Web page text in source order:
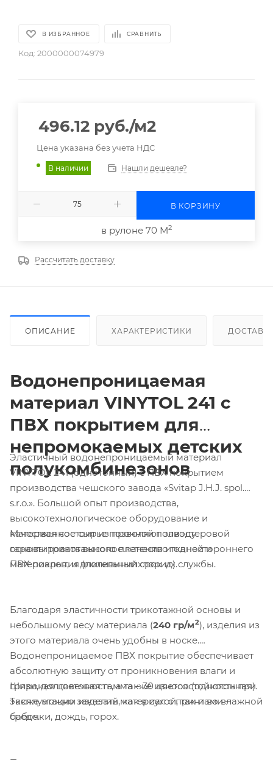
В ИЗБРАННОЕ СРАВНИТЬ
Код: 2000000074979
496.12 руб./м2
Цена указана без учета НДС
В наличии Нашли дешевле?
В КОРЗИНУ
в рулоне 70 М2
Рассчитать доставку
ОПИСАНИЕ ХАРАКТЕРИСТИКИ
Водонепроницаемая
материал VINYTOL 241 с
ПВХ покрытием для
непромокаемых детских
полукомбинезонов
Эластичный водонепроницаемый материал
VINYTOL 241 (однотонный) с ПВХ покрытием
производства чешского завода «Svitap J.H.J. spol.
s.r.o.». Большой опыт производства,
высокотехнологическое оборудование и
качественное сырье позволяют заводу
гарантировать высокое качество тканей и
материалов, и длительный срок их службы.
Материал состоит из прочной полиэстеровой
основы трикотажного плетения и одностороннего
ПВХ покрытия (поливинилхлорид).
Благодаря эластичности трикотажной основы и
небольшому весу материала (240 гр/м2), изделия из
этого материала очень удобны в носке.
Водонепроницаемое ПВХ покрытие обеспечивает
абсолютную защиту от проникновения влаги и
грязи, долговечность, а также износостойкость при
эксплуатации изделий, как в сухой, так и во влажной
среде.
Широкая цветовая гамма – 30 цветов (однотонная).
Также можно заказать материал с принтами –
бабочки, дождь, горох.